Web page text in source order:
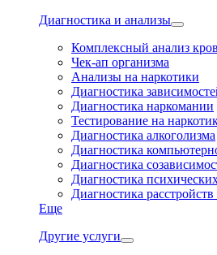
Диагностика и анализы
Комплексный анализ
Чек-ап организма
Анализы на наркотики
Диагностика
Диагностика наркомании
Тестирование на
Диагностика алкоголизма
Диагностика
Диагностика
Диагностика
Диагностика
Еще
Другие услуги